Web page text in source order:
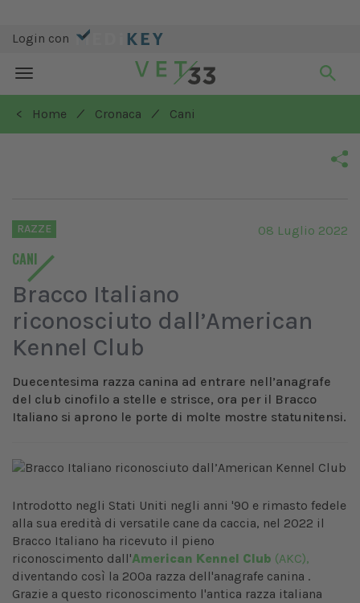
Login con
Toggle
navigation
< Home
/ Cronaca / Cani
RAZZE
CANI
08 Luglio 2022
Bracco Italiano
riconosciuto dall’American
Kennel Club
Duecentesima razza canina ad entrare nell’anagrafe
del club cinofilo a stelle e strisce, ora per il Bracco
Italiano si aprono le porte di molte mostre statunitensi.
Introdotto negli Stati Uniti negli anni '90 e rimasto fedele
alla sua eredità di versatile cane da caccia, nel 2022 il
Bracco Italiano ha ricevuto il pieno
riconoscimento dall'American Kennel Club (AKC),
diventando così la 200a razza dell'anagrafe canina .
Grazie a questo riconoscimento l'antica razza italiana